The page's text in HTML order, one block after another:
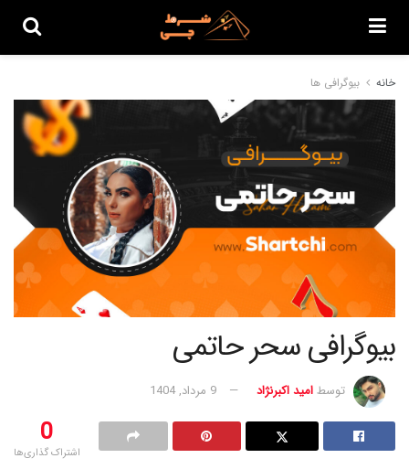
خانه بیوگرافی ها
بیوگرافی سحر حاتمی
توسطامید اکبرنژاد 9 مرداد, 1404
0
اشتراک گذاری‌ها